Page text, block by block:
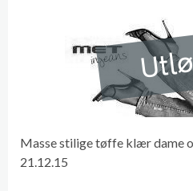
Masse stilige tøffe klær dame
21.12.15